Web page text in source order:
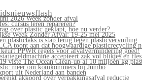
2026 Week zonder afval
cursus leren repareren?
over plastic geklapt, hoe nu verder?
Week Zonder Afval: 19-25 mei 2025
plastictaks is stap terug tegen plasticvervuiling
toont aan dat hoogwaardige plasticrecycling
PPWR regels voor afvalvermindering goed!
accepteert zak vol blikjes en
viste The Ocean Clean-up al 10 miljoen kg
meer om komkommers bij Jumbo
uit Nederland aan banden
akkoord over verpakkingsafval reductie